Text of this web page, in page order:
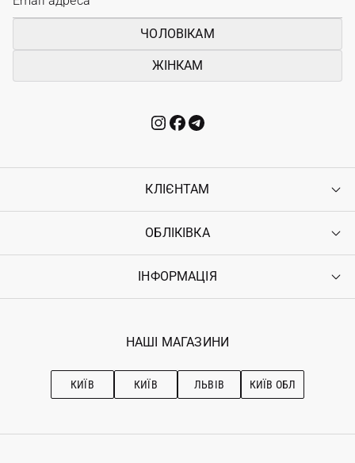
ЧОЛОВІКАМ
ЖІНКАМ
КЛІЄНТАМ
Контакти
Повернення
Гарантія
ОБЛІКІВКА
Увійти
Ostriv Club+
ІНФОРМАЦІЯ
Наші магазини
Рекомендації з догляду
НАШІ МАГАЗИНИ
КИЇВ КИЇВ ЛЬВІВ КИЇВ ОБЛ